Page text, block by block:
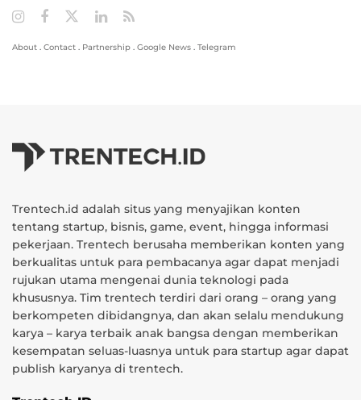
About . Contact . Partnership . Google News . Telegram
Trentech.id adalah situs yang menyajikan konten
tentang startup, bisnis, game, event, hingga informasi
pekerjaan. Trentech berusaha memberikan konten yang
berkualitas untuk para pembacanya agar dapat menjadi
rujukan utama mengenai dunia teknologi pada
khususnya. Tim trentech terdiri dari orang – orang yang
berkompeten dibidangnya, dan akan selalu mendukung
karya – karya terbaik anak bangsa dengan memberikan
kesempatan seluas-luasnya untuk para startup agar dapat
publish karyanya di trentech.